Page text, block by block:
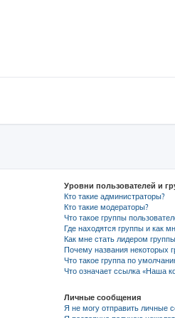
Уровни пользователей и
Кто такие администраторы?
Кто такие модераторы?
Что такое группы
Где находятся группы и как
Как мне стать лидером
Почему названия некоторых
Что такое группа по
Что означает ссылка «Наша
Личные сообщения
Я не могу отправить личные